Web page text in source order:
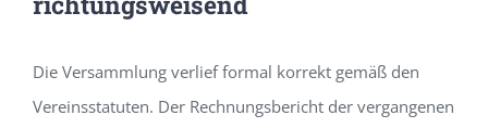
Die Versammlung verlief formal korrekt gemäß den
Vereinsstatuten. Der Rechnungsbericht der vergangenen